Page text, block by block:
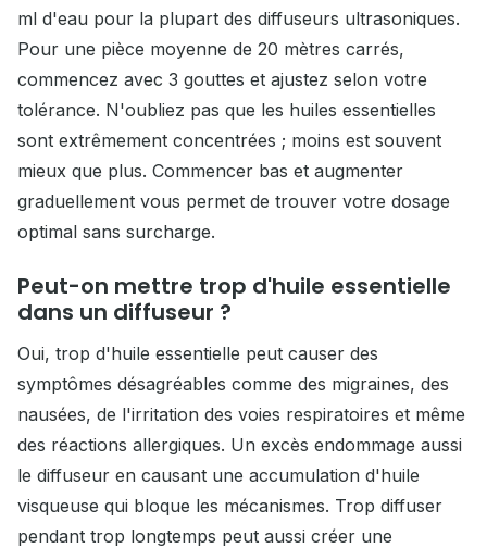
ml d'eau pour la plupart des diffuseurs ultrasoniques.
Pour une pièce moyenne de 20 mètres carrés,
commencez avec 3 gouttes et ajustez selon votre
tolérance. N'oubliez pas que les huiles essentielles
sont extrêmement concentrées ; moins est souvent
mieux que plus. Commencer bas et augmenter
graduellement vous permet de trouver votre dosage
optimal sans surcharge.
Peut-on mettre trop d'huile essentielle
dans un diffuseur ?
Oui, trop d'huile essentielle peut causer des
symptômes désagréables comme des migraines, des
nausées, de l'irritation des voies respiratoires et même
des réactions allergiques. Un excès endommage aussi
le diffuseur en causant une accumulation d'huile
visqueuse qui bloque les mécanismes. Trop diffuser
pendant trop longtemps peut aussi créer une